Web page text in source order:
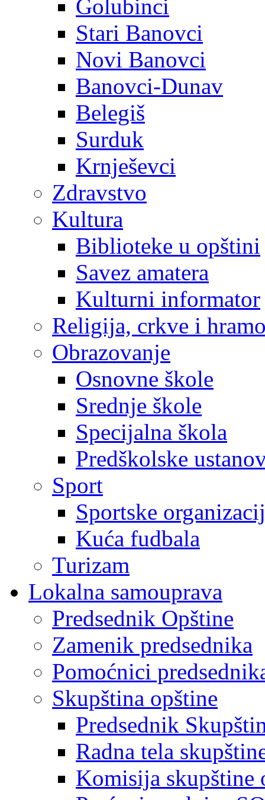
Golubinci
Stari Banovci
Novi Banovci
Banovci-Dunav
Belegiš
Surduk
Krnješevci
Zdravstvo
Kultura
Biblioteke u opštini
Savez amatera
Kulturni informator
Religija, crkve i
Obrazovanje
Osnovne škole
Srednje škole
Specijalna škola
Predškolske
Sport
Sportske
Kuća fudbala
Turizam
Lokalna samouprava
Predsednik Opštine
Zamenik predsednika
Pomoćnici
Skupština opštine
Predsednik
Radna tela
Komisija skupštine